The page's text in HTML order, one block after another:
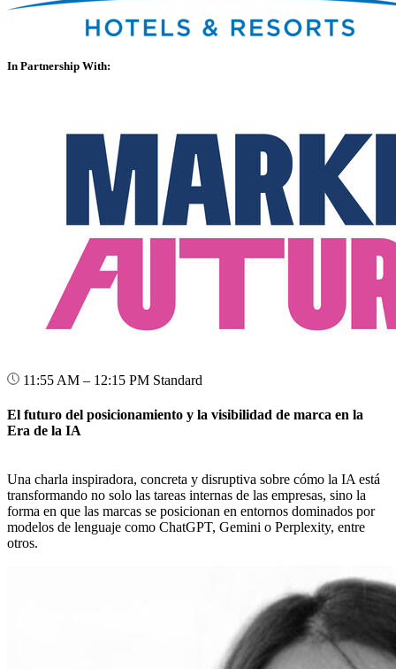
In Partnership With:
11:55 AM – 12:15 PM Standard
El futuro del posicionamiento y la visibilidad de marca en la
Era de la IA
Una charla inspiradora, concreta y disruptiva sobre cómo la IA está
transformando no solo las tareas internas de las empresas, sino la
forma en que las marcas se posicionan en entornos dominados por
modelos de lenguaje como ChatGPT, Gemini o Perplexity, entre
otros.